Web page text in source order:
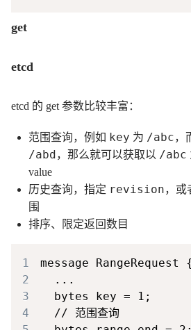
get
etcd
etcd 的 get 参数比较丰富：
范围查询，例如 key 为 /abc，
/abd，那么就可以获取以 /abc
value
历史查询，指定 revision，或
围
排序、限定返回数目
1
2
3
4